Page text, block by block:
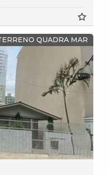
QUADRA MAR